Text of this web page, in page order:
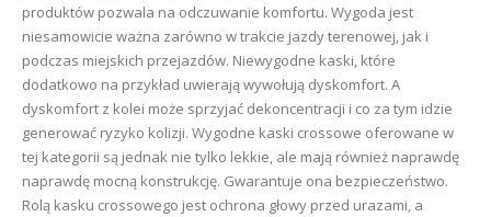
produktów pozwala na odczuwanie komfortu. Wygoda jest
niesamowicie ważna zarówno w trakcie jazdy terenowej, jak i
podczas miejskich przejazdów. Niewygodne kaski, które
dodatkowo na przykład uwierają wywołują dyskomfort. A
dyskomfort z kolei może sprzyjać dekoncentracji i co za tym idzie
generować ryzyko kolizji. Wygodne kaski crossowe oferowane w
tej kategorii są jednak nie tylko lekkie, ale mają również naprawdę
naprawdę mocną konstrukcję. Gwarantuje ona bezpieczeństwo.
Rolą kasku crossowego jest ochrona głowy przed urazami, a